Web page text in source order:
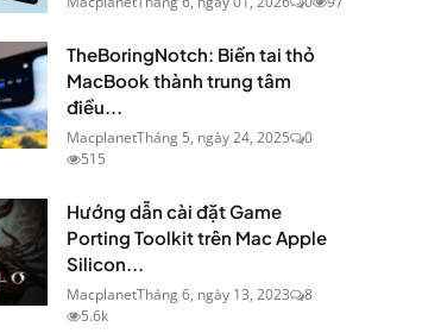
TheBoringNotch: Biến tai thỏ
MacBook thành trung tâm
điều...
MacplanetTháng 5, ngày 24, 2025
0
515
Hướng dẫn cài đặt Game
Porting Toolkit trên Mac Apple
Silicon...
MacplanetTháng 6, ngày 13, 2023
8
5.6k